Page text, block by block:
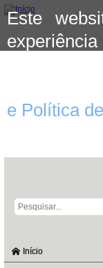
Este
aceitar o
mais
e Política
Início